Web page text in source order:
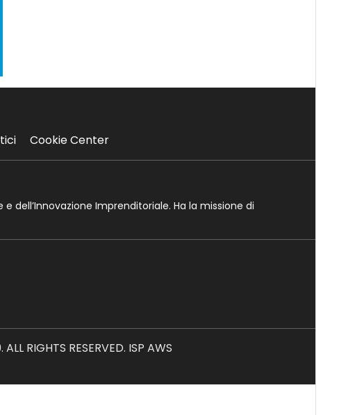
Cookie Center
dell’Innovazione Imprenditoriale. Ha la missione di
RIGHTS RESERVED. ISP AWS